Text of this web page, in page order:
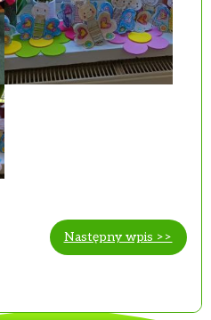
Następny wpis >>